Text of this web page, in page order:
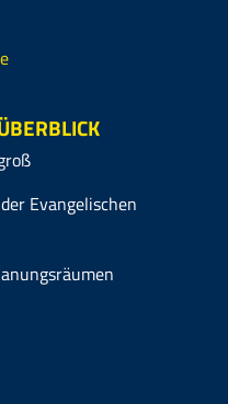
Evangelischen